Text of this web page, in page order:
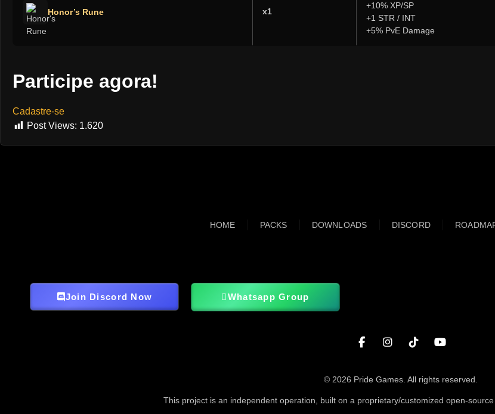
Honor’s Rune x1
+10% XP/SP
+1 STR / INT
+5% PvE Damage
Participe agora!
Cadastre-se
Post Views: 1.620
HOME PACKS DOWNLOADS DISCORD
Join Discord Now Whatsapp Group
© 2026 Pride Games. All rights reserved.
This project is an independent operation, built on a proprietary/customized open-